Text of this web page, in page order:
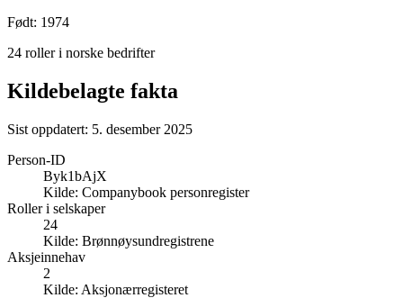
Født: 1974
24 roller i norske bedrifter
Kildebelagte fakta
Sist oppdatert: 5. desember 2025
Person-ID
Byk1bAjX
Kilde: Companybook personregister
Roller i selskaper
24
Kilde: Brønnøysundregistrene
Aksjeinnehav
2
Kilde: Aksjonærregisteret